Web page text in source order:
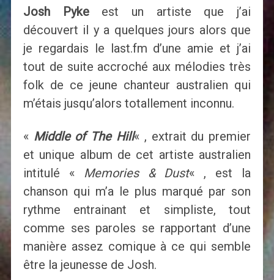
Josh Pykeest un artiste que j’ai
découvert il y a quelques jours alors que
je regardais le last.fm d’une amie et j’ai
tout de suite accroché aux mélodies très
folk de ce jeune chanteur australien qui
m’étais jusqu’alors totallement inconnu.
« Middle of The Hill« , extrait du premier
et unique album de cet artiste australien
intitulé « Memories & Dust« , est la
chanson qui m’a le plus marqué par son
rythme entrainant et simpliste, tout
comme ses paroles se rapportant d’une
manière assez comique à ce qui semble
être la jeunesse de Josh.